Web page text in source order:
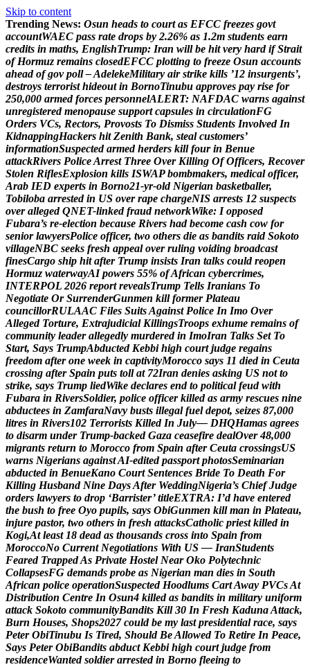
Skip to content
Trending News: Osun heads to court as EFCC freezes govt
accountWAEC pass rate drops by 2.26% as 1.2m students earn
credits in maths, EnglishTrump: Iran will be hit very hard if Strait
of Hormuz remains closedEFCC plotting to freeze Osun accounts
ahead of gov poll –AdelekeMilitary air strike kills ’12 insurgents’,
destroys terrorist hideout in BornoTinubu approves pay rise for
250,000 armed forces personnelALERT: NAFDAC warns against
unregistered menopause support capsules in circulationFG
Orders VCs, Rectors, Provosts To Dismiss Students Involved In
KidnappingHackers hit Zenith Bank, steal customers’
informationSuspected armed herders kill four in Benue
attackRivers PoliceArrest Three Over Killing Of Officers, Recover
Stolen RiflesExplosion kills ISWAP bombmakers, medical officer,
Arab IED experts in Borno21-yr-old Nigerian basketballer,
Tobiloba arrested in US over rape chargeNIS arrests 12 suspects
over alleged QNET-linked fraud networkWike: I opposed
Fubara’s re-election because Rivers had become cash cow for
senior lawyersPolice officer, two others die as bandits raid Sokoto
villageNBC seeks fresh appeal over ruling voiding broadcast
finesCargo ship hit after Trump insists Iran talks could reopen
Hormuz waterwayAI powers 55% ofAfrican cybercrimes,
INTERPOL 2026 report revealsTrump Tells Iranians To
Negotiate Or SurrenderGunmen kill former Plateau
councillorRULAAC Files SuitsAgainst Police In Imo Over
Alleged Torture, Extrajudicial KillingsTroops exhume remains of
community leader allegedly murdered in ImoIran Talks Set To
Start, Says TrumpAbducted Kebbi high court judge regains
freedom after one week in captivityMorocco says 11 died in Ceuta
crossing after Spain puts toll at 72Iran denies asking US not to
strike, says Trump liedWike declares end to political feud with
Fubara in RiversSoldier, police officer killed as army rescues nine
abductees in ZamfaraNavy busts illegal fuel depot, seizes 87,000
litres in Rivers102 Terrorists Killed In July— DHQHamas agrees
to disarm under Trump-backed Gaza ceasefire dealOver 48,000
migrants return to Morocco from Spain after Ceuta crossingsUS
warns Nigerians againstAI-edited passport photosSeminarian
abducted in BenueKano Court Sentences Bride To Death For
Killing Husband Nine DaysAfter WeddingNigeria’s Chief Judge
orders lawyers to drop ‘Barrister’ titleEXTRA: I’d have entered
the bush to free Oyo pupils, says ObiGunmen kill man in Plateau,
injure pastor, two others in fresh attacksCatholic priest killed in
Kogi,At least 18 dead as thousands cross into Spain from
MoroccoNo Current Negotiations With US — IranStudents
Feared TrappedAs Private Hostel Near Oko Polytechnic
CollapsesFG demands probe as Nigerian man dies in South
African police operationSuspected Hoodlums CartAway PVCsAt
Distribution Centre In Osun4 killed as bandits in military uniform
attack Sokoto communityBandits Kill 30 In Fresh KadunaAttack,
Burn Houses, Shops2027 could be my last presidential race, says
Peter ObiTinubu Is Tired, Should BeAllowed To Retire In Peace,
Says Peter ObiBandits abduct Kebbi high court judge from
residenceWanted soldier arrested in Borno fleeing to